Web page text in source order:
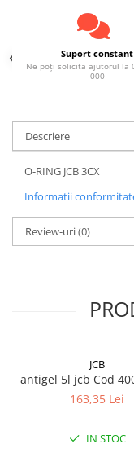
Suport constant
Ne poți solicita ajutorul la
000
Descriere
O-RING JCB 3CX
Informatii
Review-uri(0)
JCB
antigel 5l jcb Cod
163,35 Lei
IN STOC